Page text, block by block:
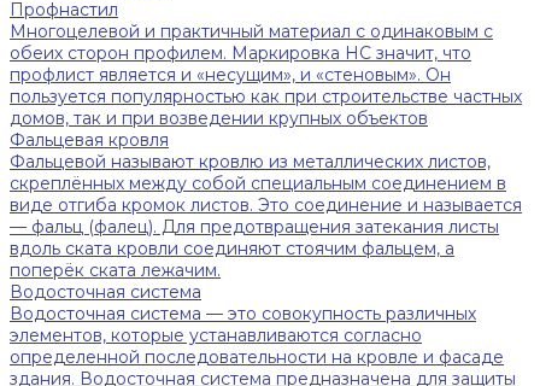
Профнастил
Многоцелевой и практичный материал с одинаковым с
обеих сторон профилем. Маркировка НС значит, что
профлист является и «несущим», и «стеновым». Он
пользуется популярностью как при строительстве частных
домов, так и при возведении крупных объектов
Фальцевая кровля
Фальцевой называют кровлю из металлических листов,
скреплённых между собой специальным соединением в
виде отгиба кромок листов. Это соединение и называется
— фальц (фалец). Для предотвращения затекания листы
вдоль ската кровли соединяют стоячим фальцем, а
поперёк ската лежачим.
Водосточная система
Водосточная система — это совокупность различных
элементов, которые устанавливаются согласно
определенной последовательности на кровле и фасаде
здания. Водосточная система предназначена для защиты